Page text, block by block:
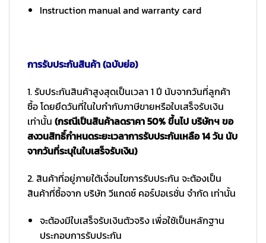
Instruction manual and warranty card
การรับประกันสินค้า (ฉบับย่อ)
1. รับประกันสินค้าสูงสุดเป็นเวลา 1 ปี นับจากวันที่ลูกค้า
ซื้อ โดยยึดวันที่ในใบกำกับภาษีขายหรือใบเสร็จรับเงิน
เท่านั้น (กรณีเป็นสินค้าลดราคา 50% ขึ้นไป บริษัทฯ ขอ
สงวนสิทธิ์กำหนดระยะเวลาการรับประกันเหลือ 14 วัน นับ
จากวันที่ระบุในใบเสร็จรับเงิน)
2. สินค้าที่อยู่ภายใต้เงื่อนไขการรับประกัน จะต้องเป็น
สินค้าที่ซื้อจาก บริษัท วีแกดซ์ คอร์ปอเรชั่น จำกัด เท่านั้น
จะต้องมีใบเสร็จรับเงินตัวจริง เพื่อใช้เป็นหลักฐาน
ประกอบการรับประกัน